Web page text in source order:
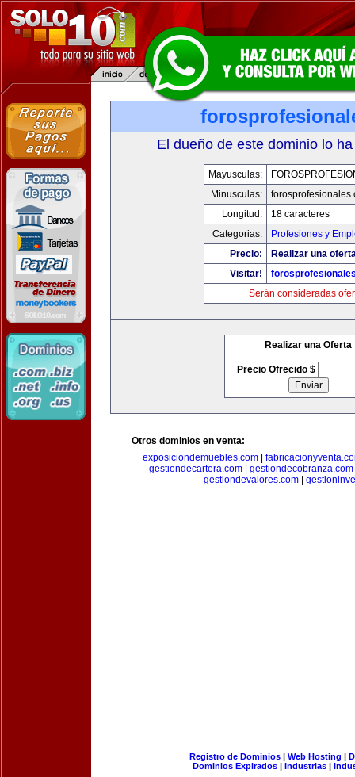
El dueño de este dominio lo
Mayusculas:
Minusculas:
Longitud:
18 caracteres
Categorias:
Profesiones y
Precio:
Realizar una
Visitar!
Serán consideradas
Realizar una Oferta
Precio Ofrecido $
Otros dominios en venta:
exposiciondemuebles.com|
gestiondecartera.com| gestiondecobranza.com
gestiondevalores.com
Registro de Dominios| Web Hosting |
Dominios Expirados | Industrias |